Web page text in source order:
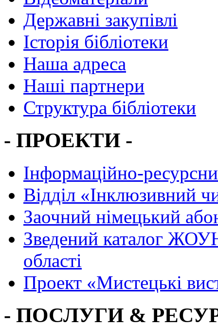
Державні закупівлі
Історія бібліотеки
Наша адреса
Наші партнери
Структура бібліотеки
- ПРОЕКТИ -
Інформаційно-
Вiддiл «Інклюзивний
Заочний німецький
Зведений каталог
області
Проект «Мистецькі
- ПОСЛУГИ &